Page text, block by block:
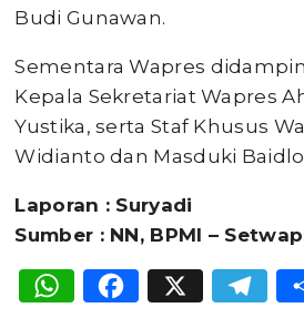
Budi Gunawan.
Sementara Wapres
Kepala Sekretariat Wapres
Yustika, serta Staf Khusus
Widianto dan Masduki
Laporan : Suryadi
Sumber : NN, BPMI –
WhatsApp
X